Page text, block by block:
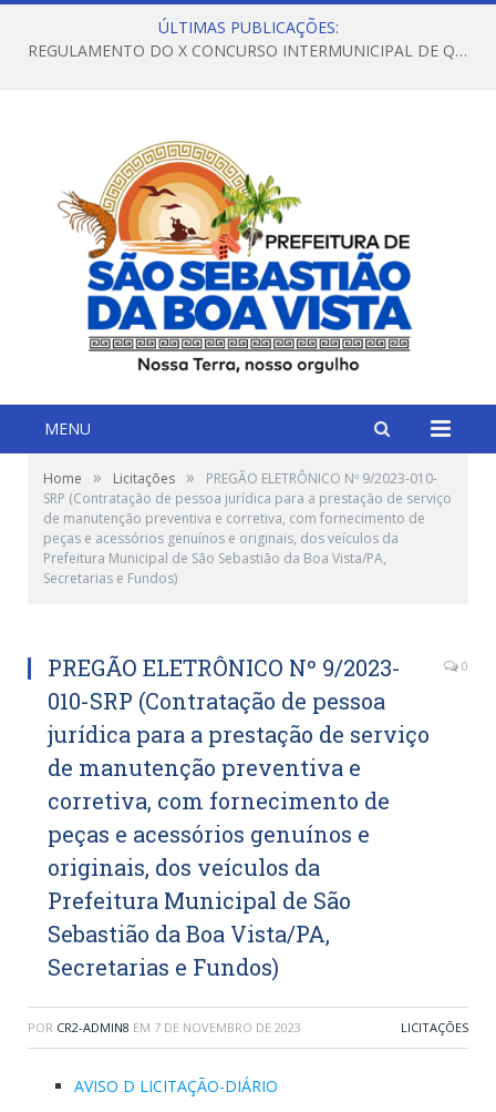
ÚLTIMAS PUBLICAÇÕES:
REGULAMENTO DO X CONCURSO INTERMUNICIPAL DE QUADRILHAS JUNINAS – 2026 – ARRAIÁ DA VENEZA
MENU
Home » Licitações »
PREGÃO ELETRÔNICO Nº 9/2023-010-
SRP (Contratação de pessoa jurídica para a prestação de serviço
de manutenção preventiva e corretiva, com fornecimento de
peças e acessórios genuínos e originais, dos veículos da
Prefeitura Municipal de São Sebastião da Boa Vista/PA,
Secretarias e Fundos)
PREGÃO ELETRÔNICO Nº 9/2023-
010-SRP (Contratação de pessoa
jurídica para a prestação de serviço
de manutenção preventiva e
corretiva, com fornecimento de
peças e acessórios genuínos e
originais, dos veículos da
Prefeitura Municipal de São
Sebastião da Boa Vista/PA,
Secretarias e Fundos)
0
POR CR2-ADMIN8 EM 7 DE NOVEMBRO DE 2023 LICITAÇÕES
AVISO D LICITAÇÃO-DIÁRIO